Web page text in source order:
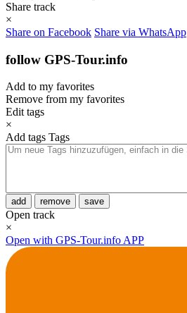
Share track
×
Share on Facebook Share via WhatsApp
follow GPS-Tour.info
Add to my favorites
Remove from my favorites
Edit tags
×
Add tags Tags
add remove save
Open track
×
Open with GPS-Tour.info APP